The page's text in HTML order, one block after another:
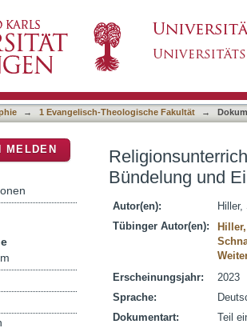
sowie Folgerungen
→ 1 Evangelisch-Theologische Fakultät →
Bündelung und
Autor(en):
Hiller,
Tübinger Autor(en):
Erscheinungsjahr:
2023
Sprache:
Dokumentart:
Teil
MELDEN